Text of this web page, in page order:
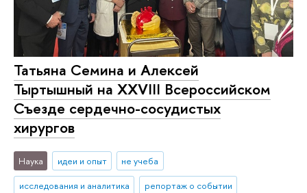
Татьяна Семина и Алексей
Тыртышный на XXVIII Всероссийском
Съезде сердечно-сосудистых
хирургов
Наука идеи и опыт
не учеба
исследования и аналитика
репортаж о событии